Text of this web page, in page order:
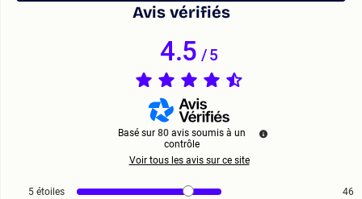
Avis vérifiés
4.5/5
Basé sur 80 avis soumis à un
contrôle
Voir tous les avis sur ce site
5 étoiles
46